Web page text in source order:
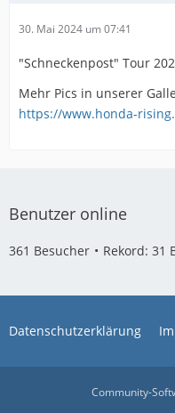
30. Mai 2024 um 07:41
"Schneckenpost" Tour
Mehr Pics in unserer
https://www.honda-
Benutzer online
361 Besucher Rekord: 31
Datenschutzerklärung
Community-